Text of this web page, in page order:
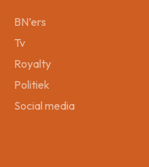
BN’ers
Tv
Royalty
Politiek
Social media